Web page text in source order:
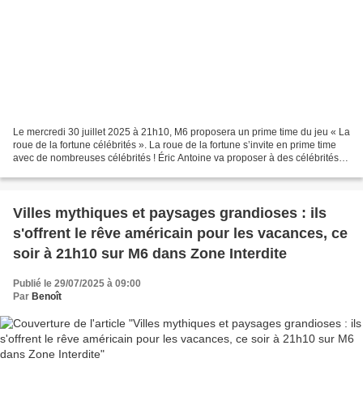
Le mercredi 30 juillet 2025 à 21h10, M6 proposera un prime time du jeu « La
roue de la fortune célébrités ». La roue de la fortune s’invite en prime time
avec de nombreuses célébrités ! Éric Antoine va proposer à des célébrités
Villes mythiques et paysages grandioses : ils
s'offrent le rêve américain pour les vacances, ce
soir à 21h10 sur M6 dans Zone Interdite
Publié le 29/07/2025 à 09:00
Par Benoît